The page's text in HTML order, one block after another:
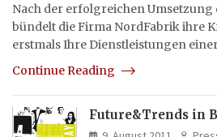
Nach der erfolgreichen
bündelt die Firma NordFabrik ihre
erstmals Ihre Dienstleistungen
Continue Reading
Future&Trends in